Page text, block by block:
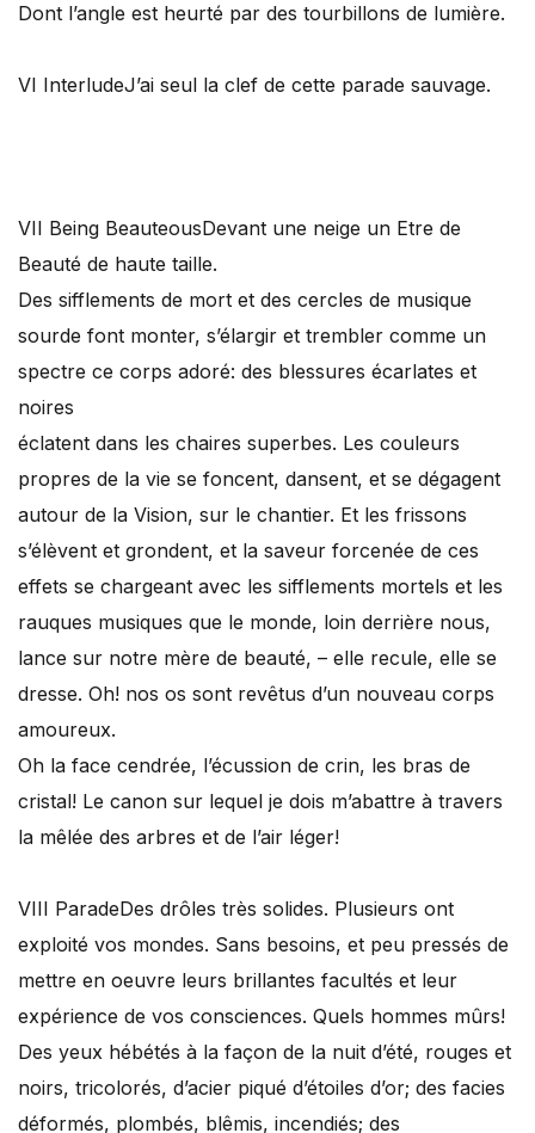
Dont l’angle est heurté par des tourbillons de lumière.
VI InterludeJ’ai seul la clef de cette parade sauvage.
VII Being BeauteousDevant une neige un Etre de
Beauté de haute taille.
Des sifflements de mort et des cercles de musique
sourde font monter, s’élargir et trembler comme un
spectre ce corps adoré: des blessures écarlates et
noires
éclatent dans les chaires superbes. Les couleurs
propres de la vie se foncent, dansent, et se dégagent
autour de la Vision, sur le chantier. Et les frissons
s’élèvent et grondent, et la saveur forcenée de ces
effets se chargeant avec les sifflements mortels et les
rauques musiques que le monde, loin derrière nous,
lance sur notre mère de beauté, – elle recule, elle se
dresse. Oh! nos os sont revêtus d’un nouveau corps
amoureux.
Oh la face cendrée, l’écussion de crin, les bras de
cristal! Le canon sur lequel je dois m’abattre à travers
la mêlée des arbres et de l’air léger!
VIII ParadeDes drôles très solides. Plusieurs ont
exploité vos mondes. Sans besoins, et peu pressés de
mettre en oeuvre leurs brillantes facultés et leur
expérience de vos consciences. Quels hommes mûrs!
Des yeux hébétés à la façon de la nuit d’été, rouges et
noirs, tricolorés, d’acier piqué d’étoiles d’or; des facies
déformés, plombés, blêmis, incendiés; des